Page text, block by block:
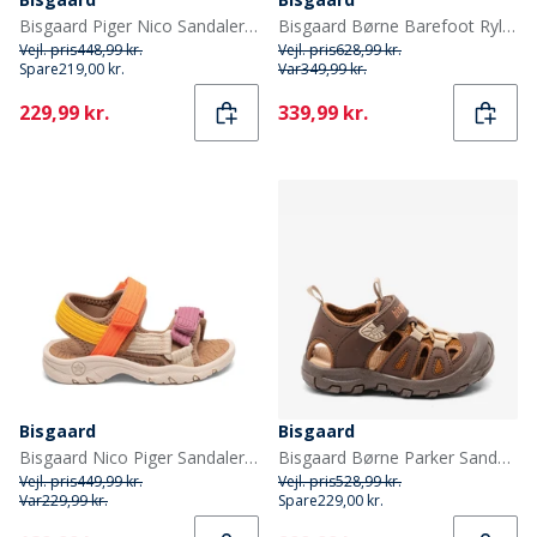
Bisgaard Piger Nico Sandaler Bubble Gum
Vejl. pris448,99 kr.
Spare219,00 kr.
Current
229,99 kr.
Bisgaard Børne Barefoot Ryle Sandaler Sage
Vejl. pris628,99 kr.
Var349,99 kr.
Current
339,99 kr.
Bisgaard
Bisgaard Nico Piger Sandaler Neon Pink
Vejl. pris449,99 kr.
Var229,99 kr.
Bisgaard
Bisgaard Børne Parker Sandaler Cacao Beige
Vejl. pris528,99 kr.
Spare229,00 kr.